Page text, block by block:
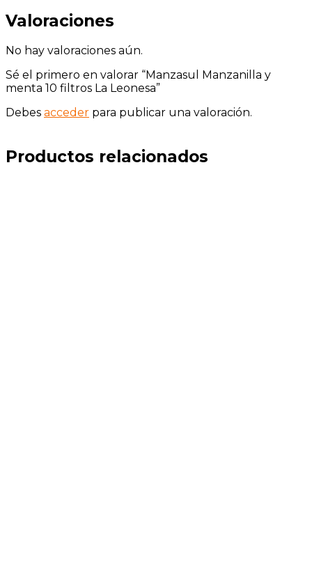
Valoraciones
No hay valoraciones aún.
Sé el primero en valorar “Manzasul Manzanilla y
menta 10 filtros La Leonesa”
Debes acceder para publicar una valoración.
Productos relacionados